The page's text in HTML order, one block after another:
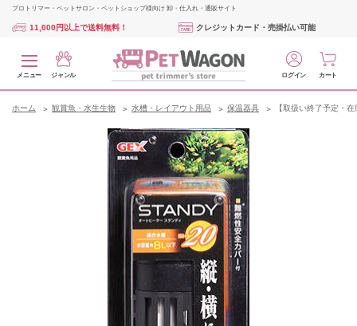
プロトリマー・ペットサロン・ペットショップ様向け 卸・仕入れ・通販サイト
11,000円以上で送料無料！ クレジットカード・売掛払い可能
メニュー ジャンル ログイン カート
ホーム 観賞魚・水生生物 水槽・レイアウト用品 保温器具 【取扱い終了予定・